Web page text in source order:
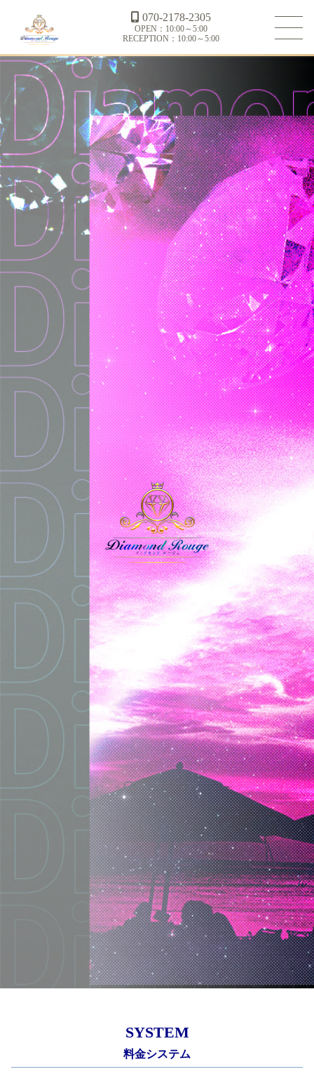
070-2178-2305
OPEN：10:00～5:00
RECEPTION：10:00～5:00
SYSTEM